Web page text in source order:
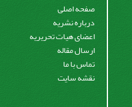
صفحه اصلی
درباره نشریه
اعضای هیات تحریریه
ارسال مقاله
تماس با ما
نقشه سایت